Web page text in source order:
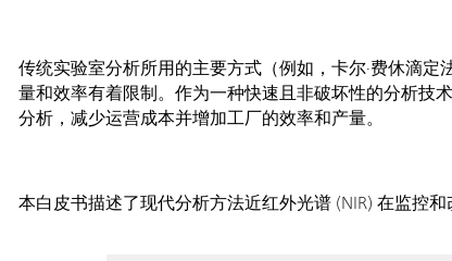
传统实验室分析所用的主要方式（例如，卡尔·费休滴
量和效率有着限制。作为一种快速且非破坏性的分析技
分析，减少运营成本并增加工厂的效率和产量。
本白皮书描述了现代分析方法近红外光谱 (NIR) 在监控